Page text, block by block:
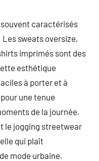
caractérisés
sweats oversize,
imprimés sont des
esthétique
à porter et à
une tenue
de la journée.
le jogging streetwear
qui plaît
mode urbaine.